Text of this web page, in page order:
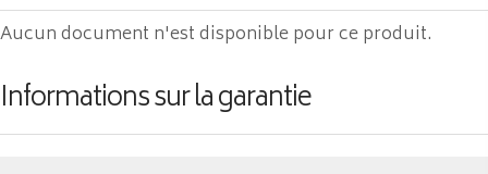
Aucun document n'est disponible pour ce produit.
Informations sur la garantie